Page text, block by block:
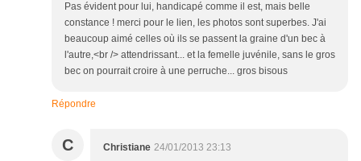
Pas évident pour lui, handicapé comme il est, mais belle
constance ! merci pour le lien, les photos sont superbes. J'ai
beaucoup aimé celles où ils se passent la graine d'un bec à
l'autre,<br /> attendrissant... et la femelle juvénile, sans le gros
bec on pourrait croire à une perruche... gros bisous
Répondre
C Christiane 24/01/2013 23:13